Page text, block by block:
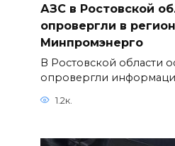
АЗС в Ростовской
опровергли в
Минпромэнерго
В Ростовской области
опровергли
1.2к.